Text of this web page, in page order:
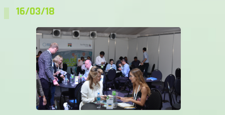
16/03 – SALDO POSITIVO PARA LA RONDA
DE NEGOCIOS
16/03/18